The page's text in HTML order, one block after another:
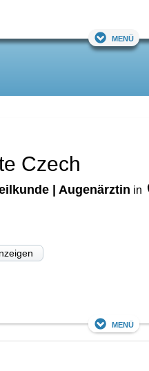
Menü
Czech
| Augenärztin in
Menü